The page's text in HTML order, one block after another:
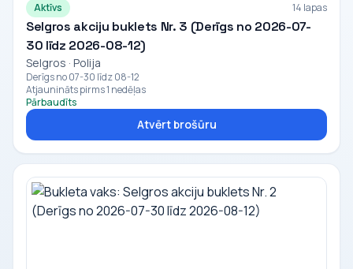
Aktīvs 14 lapas
Selgros akciju buklets Nr. 3 (Derīgs no 2026-07-
30 līdz 2026-08-12)
Selgros · Polija
Derīgs no 07-30 līdz 08-12
Atjaunināts pirms 1 nedēļas
Pārbaudīts
Atvērt brošūru